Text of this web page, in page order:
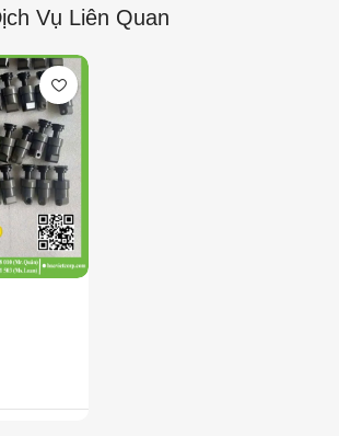
Vụ Liên Quan